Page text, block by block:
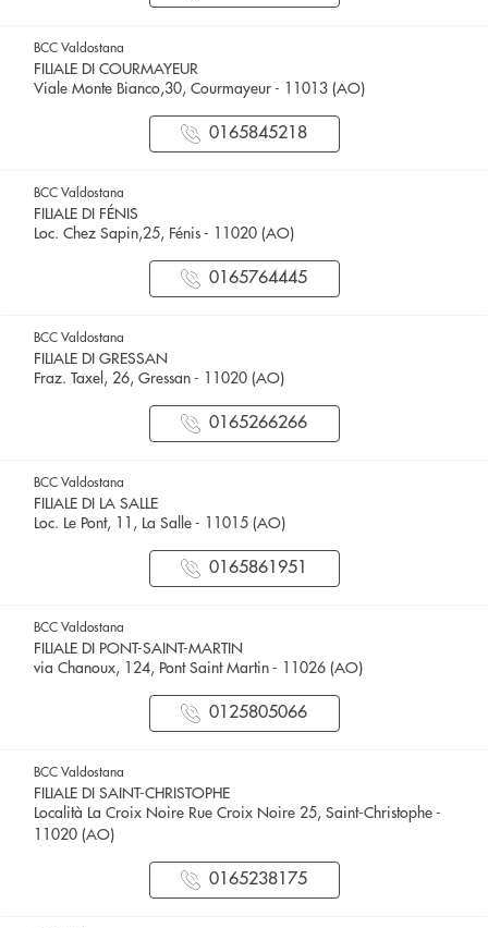
BCC Valdostana
FILIALE DI COURMAYEUR
Viale Monte Bianco,30, Courmayeur - 11013 (AO)
0165845218
BCC Valdostana
FILIALE DI FÉNIS
Loc. Chez Sapin,25, Fénis - 11020 (AO)
0165764445
BCC Valdostana
FILIALE DI GRESSAN
Fraz. Taxel, 26, Gressan - 11020 (AO)
0165266266
BCC Valdostana
FILIALE DI LA SALLE
Loc. Le Pont, 11, La Salle - 11015 (AO)
0165861951
BCC Valdostana
FILIALE DI PONT-SAINT-MARTIN
via Chanoux, 124, Pont Saint Martin - 11026 (AO)
0125805066
BCC Valdostana
FILIALE DI SAINT-CHRISTOPHE
Località La Croix Noire Rue Croix Noire 25, Saint-Christophe -
11020 (AO)
0165238175